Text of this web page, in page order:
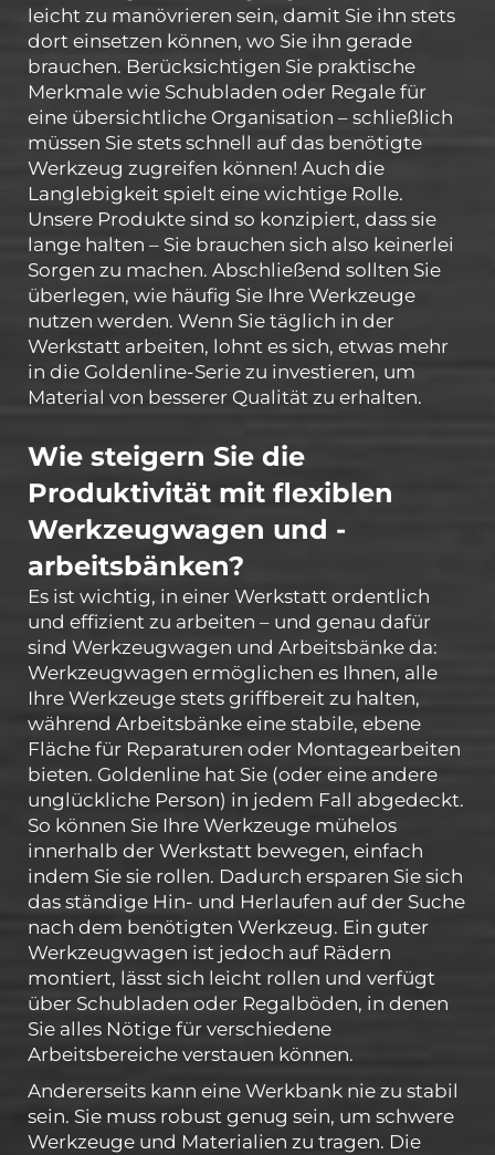
leicht zu manövrieren sein, damit Sie ihn stets
dort einsetzen können, wo Sie ihn gerade
brauchen. Berücksichtigen Sie praktische
Merkmale wie Schubladen oder Regale für
eine übersichtliche Organisation – schließlich
müssen Sie stets schnell auf das benötigte
Werkzeug zugreifen können! Auch die
Langlebigkeit spielt eine wichtige Rolle.
Unsere Produkte sind so konzipiert, dass sie
lange halten – Sie brauchen sich also keinerlei
Sorgen zu machen. Abschließend sollten Sie
überlegen, wie häufig Sie Ihre Werkzeuge
nutzen werden. Wenn Sie täglich in der
Werkstatt arbeiten, lohnt es sich, etwas mehr
in die Goldenline-Serie zu investieren, um
Material von besserer Qualität zu erhalten.
Wie steigern Sie die
Produktivität mit flexiblen
Werkzeugwagen und -
arbeitsbänken?
Es ist wichtig, in einer Werkstatt ordentlich
und effizient zu arbeiten – und genau dafür
sind Werkzeugwagen und Arbeitsbänke da:
Werkzeugwagen ermöglichen es Ihnen, alle
Ihre Werkzeuge stets griffbereit zu halten,
während Arbeitsbänke eine stabile, ebene
Fläche für Reparaturen oder Montagearbeiten
bieten. Goldenline hat Sie (oder eine andere
unglückliche Person) in jedem Fall abgedeckt.
So können Sie Ihre Werkzeuge mühelos
innerhalb der Werkstatt bewegen, einfach
indem Sie sie rollen. Dadurch ersparen Sie sich
das ständige Hin- und Herlaufen auf der Suche
nach dem benötigten Werkzeug. Ein guter
Werkzeugwagen ist jedoch auf Rädern
montiert, lässt sich leicht rollen und verfügt
über Schubladen oder Regalböden, in denen
Sie alles Nötige für verschiedene
Arbeitsbereiche verstauen können.
Andererseits kann eine Werkbank nie zu stabil
sein. Sie muss robust genug sein, um schwere
Werkzeuge und Materialien zu tragen. Die